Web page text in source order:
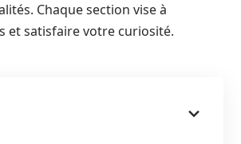
Chaque section vise à
et satisfaire votre curiosité.